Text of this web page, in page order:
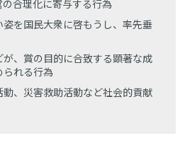
合理化に寄与する行為
を国民大衆に啓もうし、率先垂
、賞の目的に合致する顕著な成
られる行為
、災害救助活動など社会的貢献